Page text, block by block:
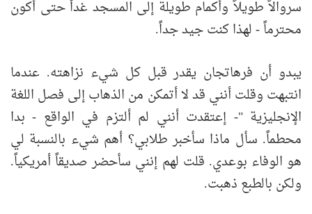
سروالاً طويلاً وأكمام طويلة إلى المسجد غداً حتى أكون
محترماً - لهذا كنت جيد جداً.
يبدو أن فرهاتجان يقدر قبل كل شيء نزاهته. عندما
انتبهت وقلت أنني قد لا أتمكن من الذهاب إلى فصل اللغة
الإنجليزية "- إعتقدت أنني لم ألتزم في الواقع - بدا
محطماً. سأل ماذا سأخبر طلابي؟ أهم شيء بالنسبة لي
هو الوفاء بوعدي. قلت لهم إنني سأحضر صديقاً أمريكياً.
ولكن بالطبع ذهبت.